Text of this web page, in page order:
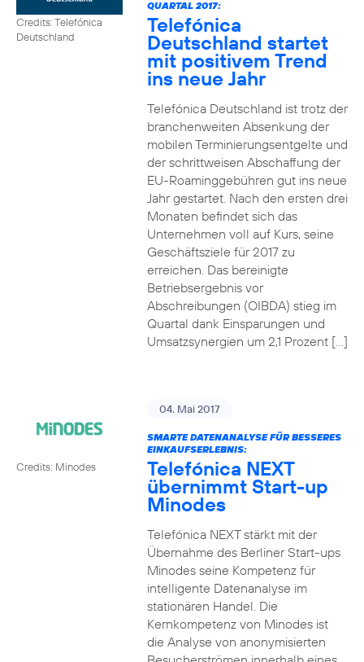
Credits: Telefónica
Deutschland
QUARTAL 2017:
Telefónica
Deutschland startet
mit positivem Trend
ins neue Jahr
Telefónica Deutschland ist trotz der
branchenweiten Absenkung der
mobilen Terminierungsentgelte und
der schrittweisen Abschaffung der
EU-Roaminggebühren gut ins neue
Jahr gestartet. Nach den ersten drei
Monaten befindet sich das
Unternehmen voll auf Kurs, seine
Geschäftsziele für 2017 zu
erreichen. Das bereinigte
Betriebsergebnis vor
Abschreibungen (OIBDA) stieg im
Quartal dank Einsparungen und
Umsatzsynergien um 2,1 Prozent […]
Credits: Minodes
04. Mai 2017
SMARTE DATENANALYSE FÜR BESSERES
EINKAUFSERLEBNIS:
Telefónica NEXT
übernimmt Start-up
Minodes
Telefónica NEXT stärkt mit der
Übernahme des Berliner Start-ups
Minodes seine Kompetenz für
intelligente Datenanalyse im
stationären Handel. Die
Kernkompetenz von Minodes ist
die Analyse von anonymisierten